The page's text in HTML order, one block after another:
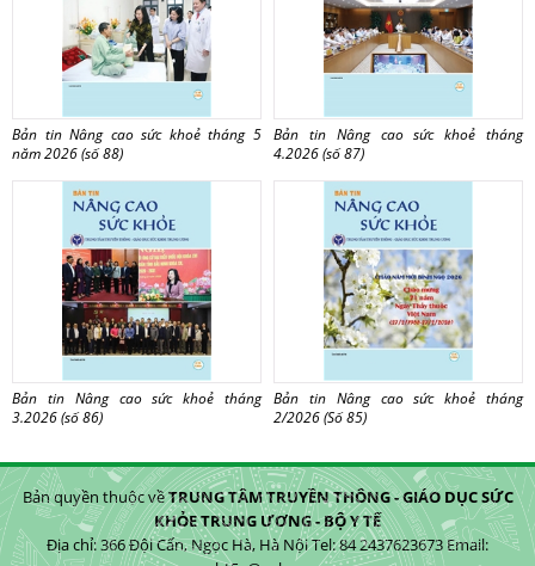
Bản tin Nâng cao sức khoẻ tháng 5
năm 2026 (số 88)
Bản tin Nâng cao sức khoẻ tháng
4.2026 (số 87)
Bản tin Nâng cao sức khoẻ tháng
3.2026 (số 86)
Bản tin Nâng cao sức khoẻ tháng
2/2026 (Số 85)
Bản quyền thuộc vềTRUNG TÂM TRUYỀN THÔNG - GIÁO DỤC SỨC
KHỎE TRUNG ƯƠNG - BỘ Y TẾ
Địa chỉ: 366 Đội Cấn, Ngọc Hà, Hà Nội Tel: 84 2437623673 Email: